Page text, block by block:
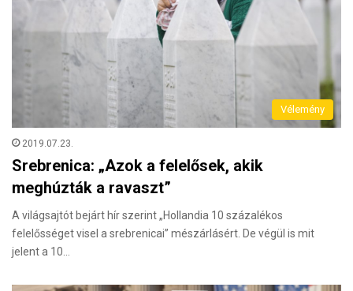
Vélemény
2019.07.23.
Srebrenica: „Azok a felelősek, akik
meghúzták a ravaszt”
A világsajtót bejárt hír szerint „Hollandia 10 százalékos
felelősséget visel a srebrenicai” mészárlásért. De végül is mit
jelent a 10…